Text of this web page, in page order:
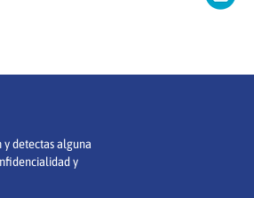
y detectas alguna
y